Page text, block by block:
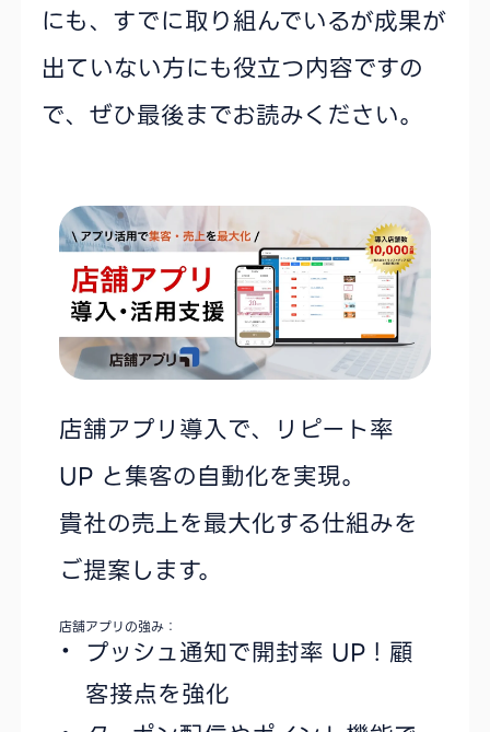
にも、すでに取り組んでいるが成果が
出ていない方にも役立つ内容ですの
で、ぜひ最後までお読みください。
店舗アプリ導入で、リピート率
UP と集客の自動化を実現。
貴社の売上を最大化する仕組みを
ご提案します。
店舗アプリの強み：
プッシュ通知で開封率 UP！顧
客接点を強化